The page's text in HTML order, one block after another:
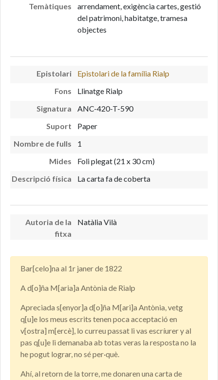
Temàtiques
arrendament, exigència cartes, gestió
del patrimoni, habitatge, tramesa
objectes
Epistolari
Epistolari de la família Rialp
Fons
Llinatge Rialp
Signatura
ANC-420-T-590
Suport
Paper
Nombre de fulls
1
Mides
Foli plegat (21 x 30 cm)
Descripció física
La carta fa de coberta
Autoria de la
fitxa
Natàlia Vilà
Bar[celo]na al 1r janer de 1822
A d[o]ña M[aria]a Antònia de Rialp
Apreciada s[enyor]a d[o]ña M[ari]a Antònia, vetg
q[u]e los meus escrits tenen poca acceptació en
v[ostra] m[ercè], lo curreu passat li vas escríurer y al
pas q[u]e li demanaba ab totas veras la resposta no la
he pogut lograr, no sé per·què.
Ahí, al retorn de la torre, me donaren una carta de